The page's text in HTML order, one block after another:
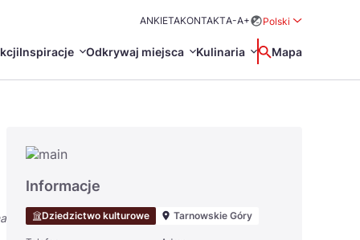
ANKIETAKONTAKTA-A+
Polski
Inspiracje
Certyfikaty POT
Odkrywaj miejsca Kulinaria
Restauracje Michelin
Wyszukaj
Mapa
Svenska
Informacje
Dziedzictwo kulturowe Tarnowskie Góry